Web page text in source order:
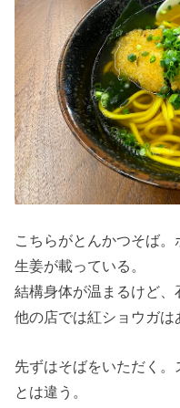
こちらがとんかつそば
生姜が載っている。
結構身体が温まるけど、
他の店では紅ショウガは
先ずはそばをいただく
とは違う。